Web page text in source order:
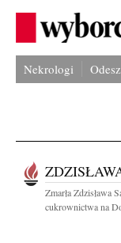
Nekrologi
Zmarła Zdzisława
cukrownictwa na